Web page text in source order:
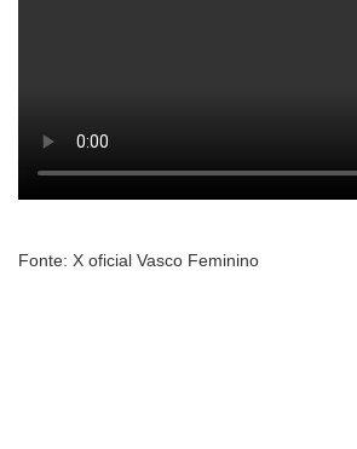
Fonte: X oficial Vasco Feminino